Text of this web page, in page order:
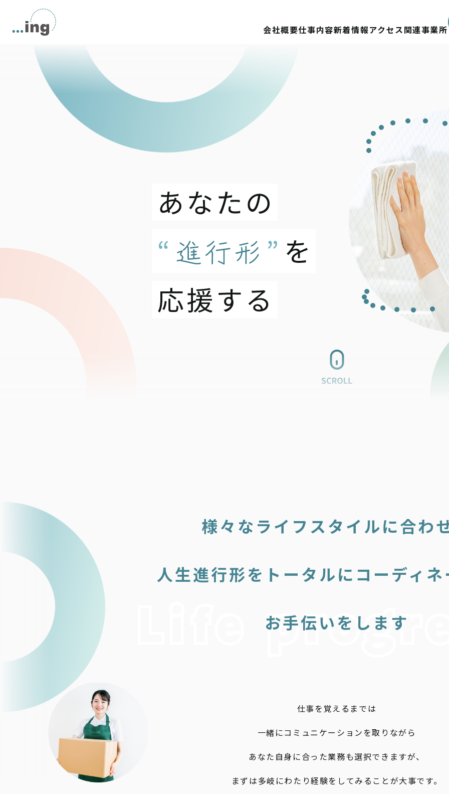
会社概要仕事内容新着情報アクセス関連事業所
様々なライフスタイルに合わ
人生進行形をトータルにコーディ
お手伝いをします
仕事を覚えるまでは
一緒にコミュニケーションを取りながら
あなた自身に合った業務も選択できますが、
まずは多岐にわたり経験をしてみることが大事です。